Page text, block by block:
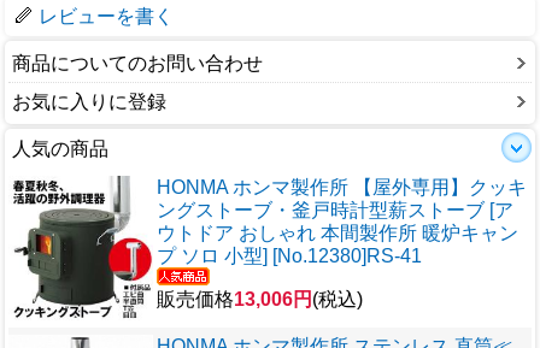
レビューを書く
商品についてのお問い合わせ
お気に入りに登録
人気の商品
HONMA ホンマ製作所 【屋外専用】クッキ
ングストーブ・釜戸時計型薪ストーブ [ア
ウトドア おしゃれ 本間製作所 暖炉キャン
プ ソロ 小型] [No.12380]RS-41
販売価格13,006円 (税込)